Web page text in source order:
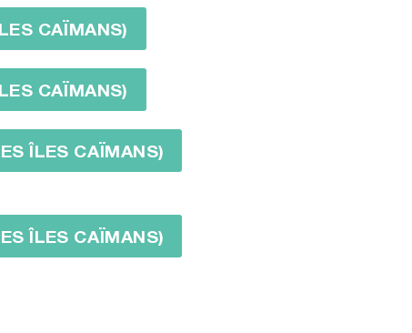
CAÏMANS)
CAÏMANS)
ÎLES CAÏMANS)
ÎLES CAÏMANS)